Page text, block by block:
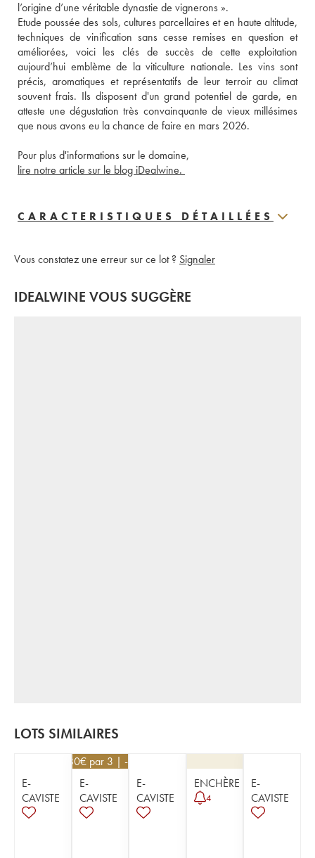
l’origine d’une véritable dynastie de vignerons ».
Etude poussée des sols, cultures parcellaires et en haute altitude,
techniques de vinification sans cesse remises en question et
améliorées, voici les clés de succès de cette exploitation
aujourd’hui emblème de la viticulture nationale. Les vins sont
précis, aromatiques et représentatifs de leur terroir au climat
souvent frais. Ils disposent d'un grand potentiel de garde, en
atteste une dégustation très convainquante de vieux millésimes
que nous avons eu la chance de faire en mars 2026.
Pour plus d'informations sur le domaine,
lire notre article sur le blog iDealwine.
CARACTERISTIQUES DÉTAILLÉES
Vous constatez une erreur sur ce lot ? Signaler
IDEALWINE VOUS SUGGÈRE
LOTS SIMILAIRES
E-
CAVISTE
82,80€ par 3 | -10%
E-
CAVISTE
E-
CAVISTE
ENCHÈRE
4
E-
CAVISTE